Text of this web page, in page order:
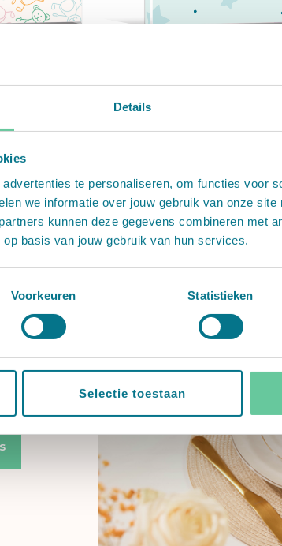
Details
te personaliseren, om functies voor
we informatie over jouw gebruik van onze
kunnen deze gegevens combineren met
basis van jouw gebruik van hun services.
Voorkeuren Statistieken
Selectie toestaan
en